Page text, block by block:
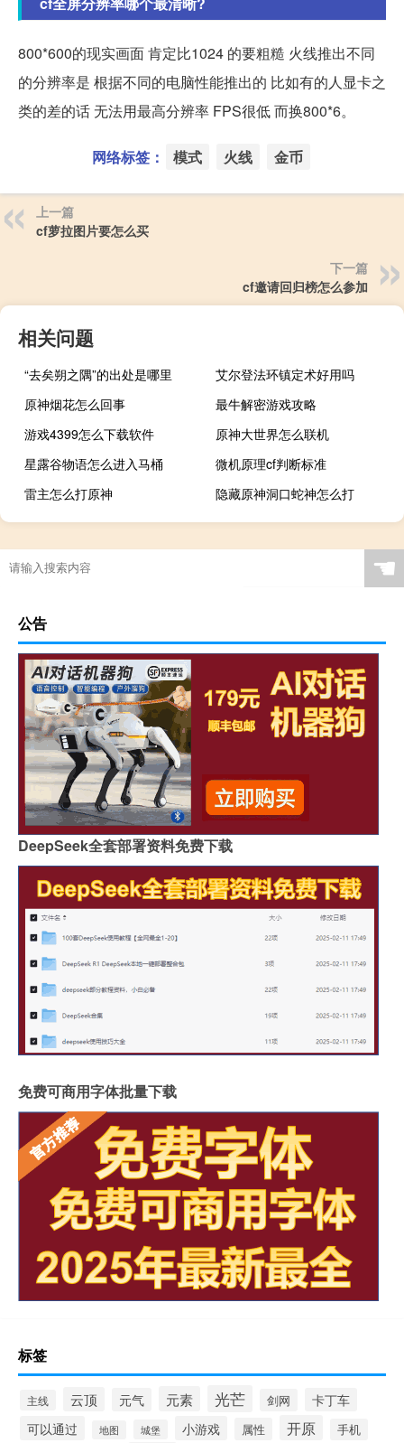
800*600的现实画面 肯定比1024 的要粗糙 火线推出不同
的分辨率是 根据不同的电脑性能推出的 比如有的人显卡之
类的差的话 无法用最高分辨率 FPS很低 而换800*6。
网络标签： 模式 火线 金币
上一篇
cf萝拉图片要怎么买
下一篇
cf邀请回归榜怎么参加
相关问题
“去矣朔之隅”的出处是哪里
艾尔登法环镇定术好用吗
原神烟花怎么回事
最牛解密游戏攻略
游戏4399怎么下载软件
原神大世界怎么联机
星露谷物语怎么进入马桶
微机原理cf判断标准
雷主怎么打原神
隐藏原神洞口蛇神怎么打
☚
公告
DeepSeek全套部署资料免费下载
免费可商用字体批量下载
标签
主线 云顶 元气 元素 光芒 剑网 卡丁车
可以通过 地图 城堡 小游戏 属性 开原 手机